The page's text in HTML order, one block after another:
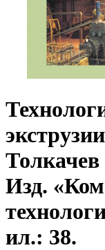
Изд.
ил.: 38.